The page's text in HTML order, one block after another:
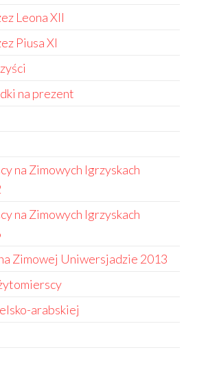
Leona XII
Piusa XI
na prezent
na Zimowych Igrzyskach
na Zimowych Igrzyskach
Zimowej Uniwersjadzie 2013
arabskiej